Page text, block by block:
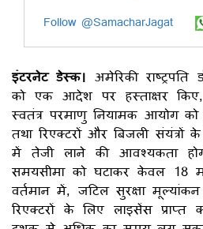
Follow @SamacharJagat
इंटरनेट डेस्क। अमेरिकी राष्ट्रपति
को एक आदेश पर हस्ताक्षर
स्वतंत्र परमाणु नियामक आयोग
तथा रिएक्टरों और बिजली संयंत्रों के
में तेजी लाने की आवश्यकता
समयसीमा को घटाकर केवल 18
वर्तमान में, जटिल सुरक्षा
रिएक्टरों के लिए लाइसेंस